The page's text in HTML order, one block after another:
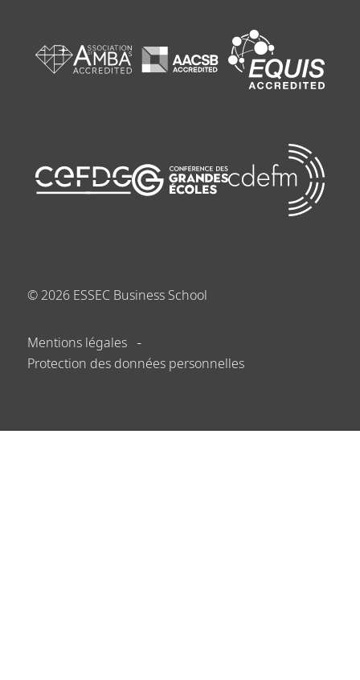
© 2026 ESSEC Business School
Mentions légales
Protection des données personnelles